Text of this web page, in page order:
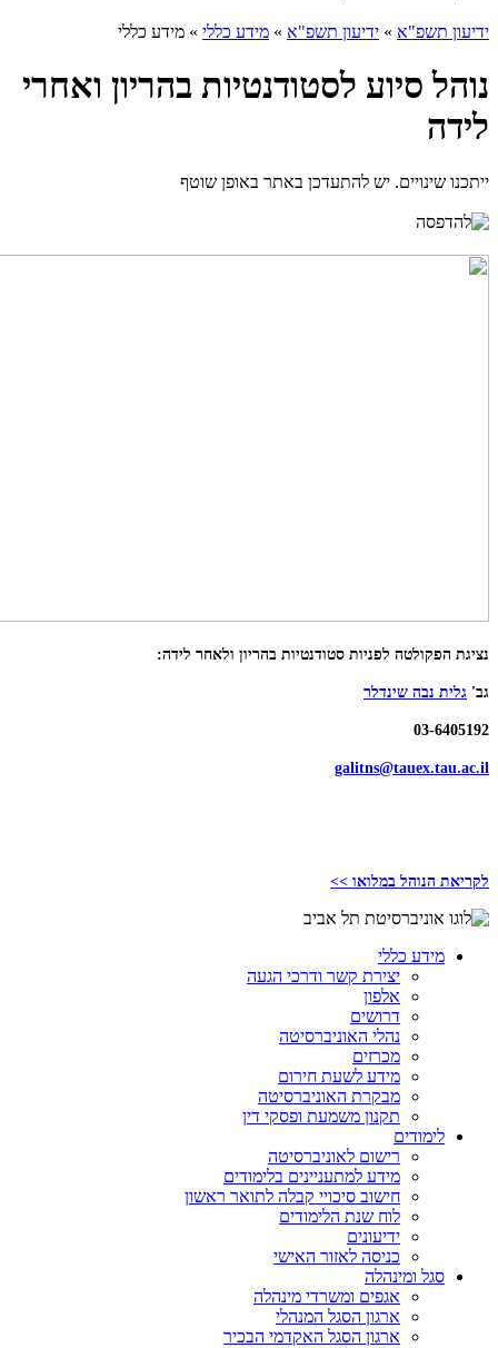
ידיעון תשפ"א » ידיעון תשפ"א » מידע כללי » מידע כללי
נוהל סיוע לסטודנטיות בהריון ואחרי
לידה
ייתכנו שינויים. יש להתעדכן באתר באופן שוטף
נציגת הפקולטה לפניות סטודנטיות בהריון ולאחר לידה:
גב' גלית נבה שינדלר
03-6405192
galitns@tauex.tau.ac.il
לקריאת הנוהל במלואו >>
מידע כללי
יצירת קשר ודרכי הגעה
אלפון
דרושים
נהלי האוניברסיטה
מכרזים
מידע לשעת חירום
מבקרת האוניברסיטה
תקנון משמעת ופסקי דין
לימודים
רישום לאוניברסיטה
מידע למתעניינים בלימודים
חישוב סיכויי קבלה לתואר ראשון
לוח שנת הלימודים
ידיעונים
כניסה לאזור האישי
סגל ומינהלה
אגפים ומשרדי מינהלה
ארגון הסגל המנהלי
ארגון הסגל האקדמי הבכיר